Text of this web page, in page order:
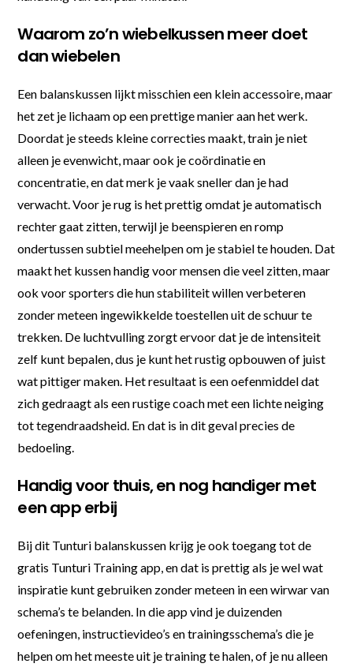
Waarom zo’n wiebelkussen meer doet
dan wiebelen
Een balanskussen lijkt misschien een klein accessoire, maar
het zet je lichaam op een prettige manier aan het werk.
Doordat je steeds kleine correcties maakt, train je niet
alleen je evenwicht, maar ook je coördinatie en
concentratie, en dat merk je vaak sneller dan je had
verwacht. Voor je rug is het prettig omdat je automatisch
rechter gaat zitten, terwijl je beenspieren en romp
ondertussen subtiel meehelpen om je stabiel te houden. Dat
maakt het kussen handig voor mensen die veel zitten, maar
ook voor sporters die hun stabiliteit willen verbeteren
zonder meteen ingewikkelde toestellen uit de schuur te
trekken. De luchtvulling zorgt ervoor dat je de intensiteit
zelf kunt bepalen, dus je kunt het rustig opbouwen of juist
wat pittiger maken. Het resultaat is een oefenmiddel dat
zich gedraagt als een rustige coach met een lichte neiging
tot tegendraadsheid. En dat is in dit geval precies de
bedoeling.
Handig voor thuis, en nog handiger met
een app erbij
Bij dit Tunturi balanskussen krijg je ook toegang tot de
gratis Tunturi Training app, en dat is prettig als je wel wat
inspiratie kunt gebruiken zonder meteen in een wirwar van
schema’s te belanden. In die app vind je duizenden
oefeningen, instructievideo’s en trainingsschema’s die je
helpen om het meeste uit je training te halen, of je nu alleen